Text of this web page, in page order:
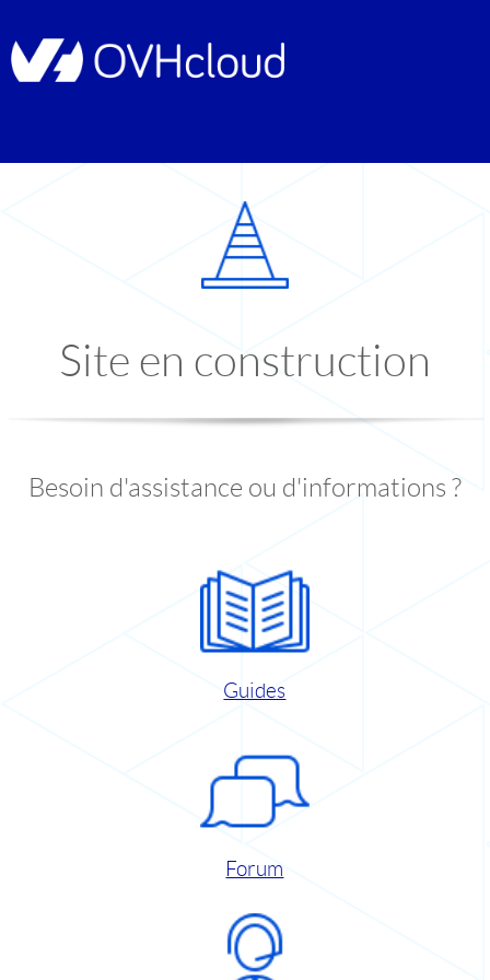
Site en construction
Besoin d'assistance ou d'informations ?
Guides
Forum